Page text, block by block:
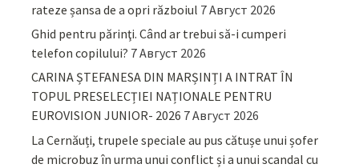
rateze șansa de a opri războiul 7 Август 2026
Ghid pentru părinţi. Când ar trebui să-i cumperi
telefon copilului? 7 Август 2026
CARINA ȘTEFANESA DIN MARȘINȚI A INTRAT ÎN
TOPUL PRESELECȚIEI NAȚIONALE PENTRU
EUROVISION JUNIOR- 2026 7 Август 2026
La Cernăuți, trupele speciale au pus cătușe unui șofer
de microbuz în urma unui conflict și a unui scandal cu